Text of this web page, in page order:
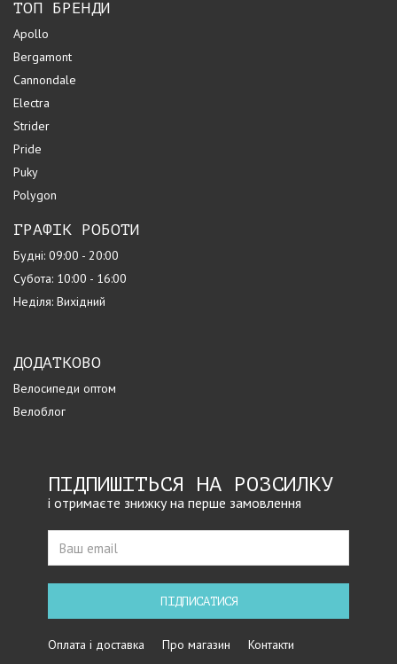
ТОП БРЕНДИ
Apollo
Bergamont
Cannondale
Electra
Strider
Pride
Puky
Polygon
ГРАФІК РОБОТИ
Будні: 09:00 - 20:00
Субота: 10:00 - 16:00
Неділя: Вихідний
ДОДАТКОВО
Велосипеди оптом
Велоблог
ПІДПИШІТЬСЯ НА РОЗСИЛКУ
і отримаєте знижку на перше замовлення
ПІДПИСАТИСЯ
Оплата і доставка Про магазин
Контакти